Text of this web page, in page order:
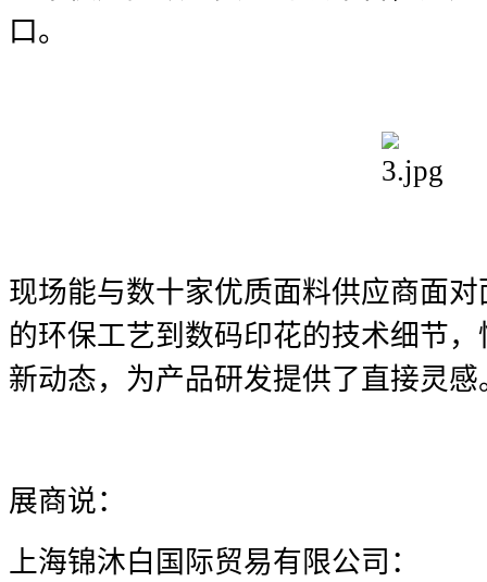
口。
现场能与数十家优质面料供应商面
的环保工艺到数码印花的技术细节
新动态，为产品研发提供了直接灵感
展商说：
上海锦沐白国际贸易有限公司：